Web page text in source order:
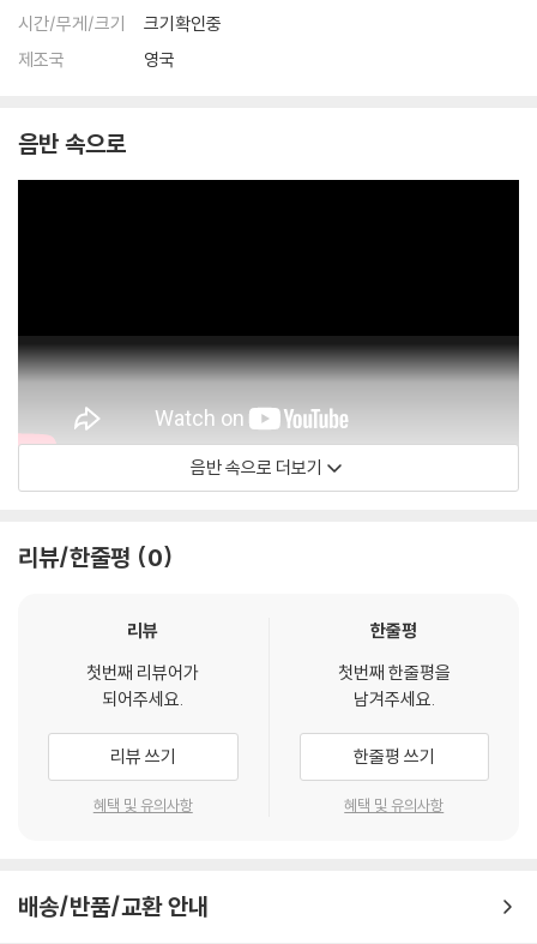
시간/무게/크기
크기확인중
제조국
영국
음반 속으로
음반 속으로 더보기
리뷰/한줄평 0
리뷰
첫번째 리뷰어가
되어주세요.
리뷰 쓰기
혜택 및 유의사항
한줄평
첫번째 한줄평을
남겨주세요.
한줄평 쓰기
혜택 및 유의사항
배송/반품/교환 안내